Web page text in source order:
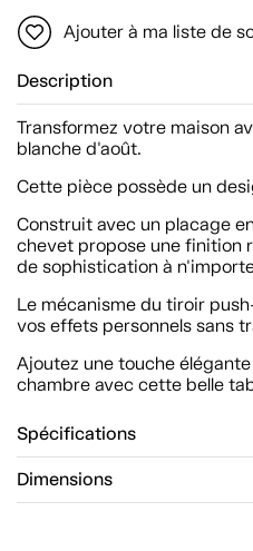
Ajouter à ma liste de
Description
Transformez votre maison
blanche d'août.
Cette pièce possède un
Construit avec un placage
chevet propose une finition
de sophistication à
Le mécanisme du tiroir
vos effets personnels sans
Ajoutez une touche
chambre avec cette belle
Spécifications
Dimensions